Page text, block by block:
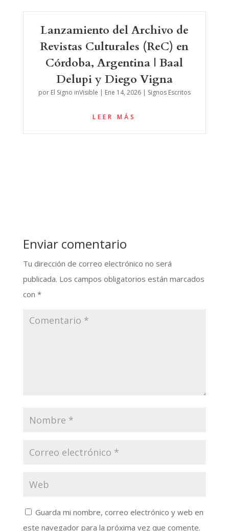
Lanzamiento del Archivo de
Revistas Culturales (ReC) en
Córdoba, Argentina | Baal
Delupi y Diego Vigna
por El Signo inVisible | Ene 14, 2026| Signos Escritos
LEER MÁS
Enviar comentario
Tu dirección de correo electrónico no será
publicada. Los campos obligatorios están marcados
con *
Guarda mi nombre, correo electrónico y web en
este navegador para la próxima vez que comente.